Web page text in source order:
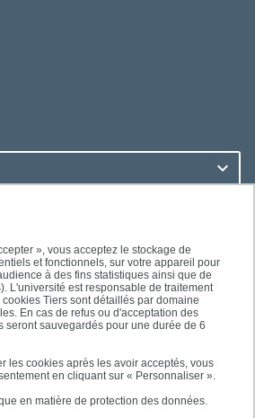
», vous acceptez le stockage de
et fonctionnels, sur votre appareil pour
à des fins statistiques ainsi que de
L'université est responsable de traitement
Tiers sont détaillés par domaine
En cas de refus ou d'acceptation des
seront sauvegardés pour une durée de 6
les cookies après les avoir acceptés, vous
en cliquant sur « Personnaliser ».
en matière de protection des données.